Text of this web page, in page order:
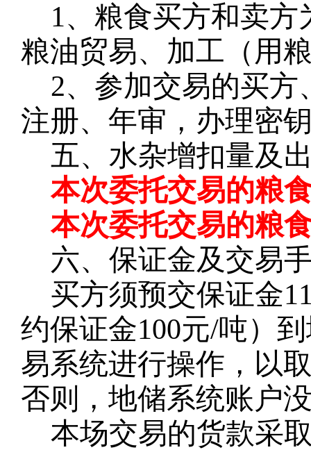
1、粮食买方和卖
粮油贸易、加工（用
2、参加交易的买
注册、年审，办理密
五、水杂增扣量及
本次委托交易的粮
本次委托交易的粮
六、保证金及交易
买方须预交保证金
约保证金100元/吨）
易系统进行操作，以
否则，地储系统账户
本场交易的货款采